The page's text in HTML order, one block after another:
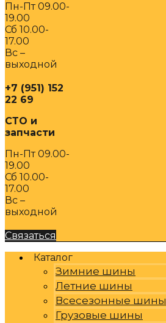
Пн-Пт 09.00-
19.00
Сб 10.00-
17.00
Вс –
выходной
+7 (951) 152
22 69
СТО и
запчасти
Пн-Пт 09.00-
19.00
Сб 10.00-
17.00
Вс –
выходной
Связаться
Каталог
Зимние шины
Летние шины
Всесезонные шины
Грузовые шины